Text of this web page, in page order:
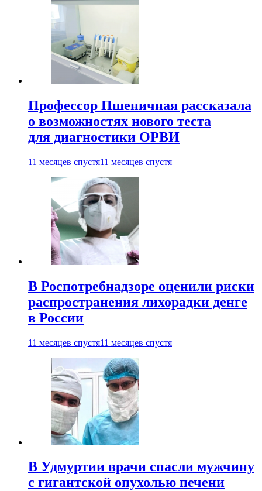
Профессор Пшеничная рассказала
о возможностях нового теста
для диагностики ОРВИ
11 месяцев спустя11 месяцев спустя
В Роспотребнадзоре оценили риски
распространения лихорадки денге
в России
11 месяцев спустя11 месяцев спустя
В Удмуртии врачи спасли мужчину
с гигантской опухолью печени